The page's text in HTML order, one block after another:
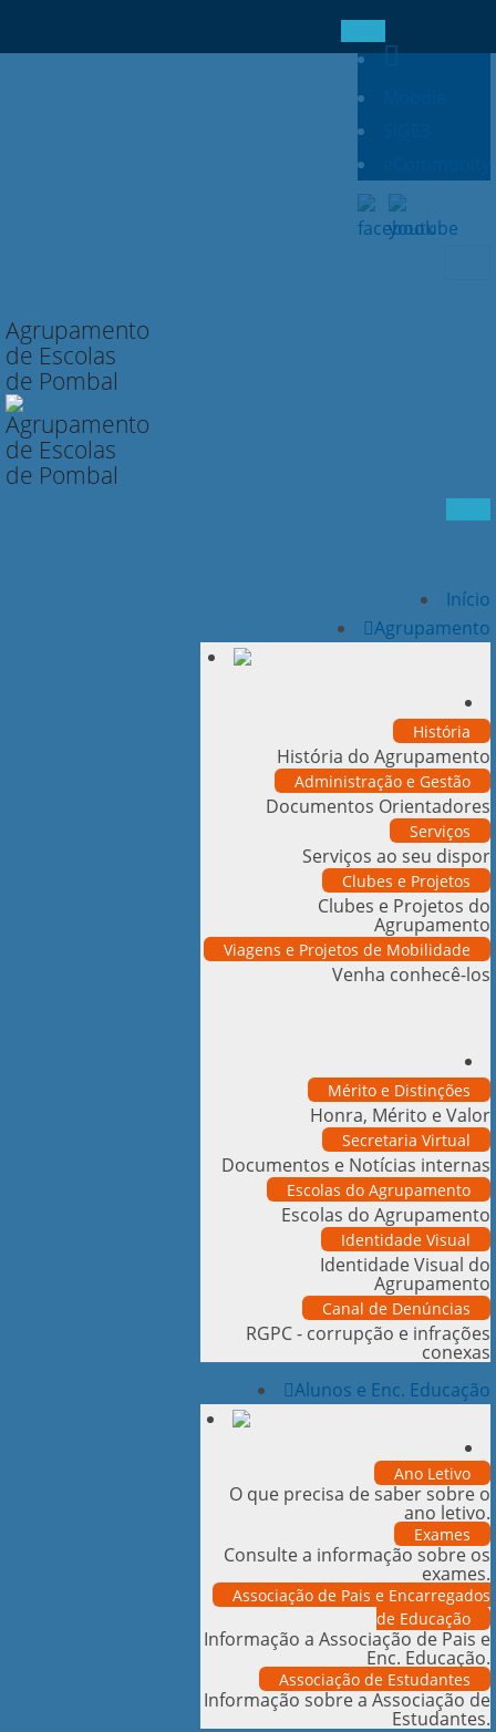
Agrupamento
de Escolas
de Pombal
Início
Agrupamento
História
História do Agrupamento
Administração e Gestão
Documentos Orientadores
Serviços
Serviços ao seu dispor
Clubes e Projetos
Clubes e Projetos do
Agrupamento
Viagens e Projetos de Mobilidade
Venha conhecê-los
Mérito e Distinções
Honra, Mérito e Valor
Secretaria Virtual
Documentos e Notícias internas
Escolas do Agrupamento
Escolas do Agrupamento
Identidade Visual
Identidade Visual do
Agrupamento
Canal de Denúncias
RGPC - corrupção e infrações
conexas
Alunos e Enc. Educação
Ano Letivo
O que precisa de saber sobre o
ano letivo.
Exames
Consulte a informação sobre os
exames.
Associação de Pais e Encarregados
de Educação
Informação a Associação de Pais e
Enc. Educação.
Associação de Estudantes
Informação sobre a Associação de
Estudantes.